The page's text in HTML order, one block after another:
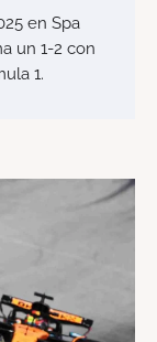
en Spa
un 1-2 con
1.